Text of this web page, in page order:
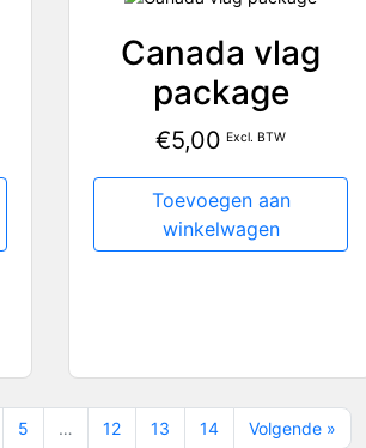
Canada vlag
package
€5,00 Excl. BTW
Toevoegen aan
winkelwagen
5 … 12 13 14 Volgende »